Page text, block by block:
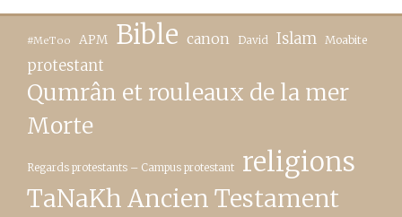
#MeToo APM Bible canon David Islam Moabite
protestant
Qumrân et rouleaux de la mer
Morte
Regards protestants – Campus protestant religions
TaNaKh Ancien Testament